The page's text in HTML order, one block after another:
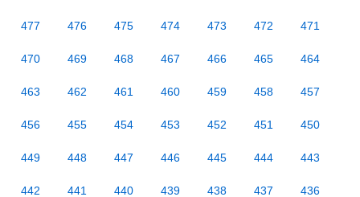
477 476 475 474 473 472 471
470 469 468 467 466 465 464
463 462 461 460 459 458 457
456 455 454 453 452 451 450
449 448 447 446 445 444 443
442 441 440 439 438 437 436